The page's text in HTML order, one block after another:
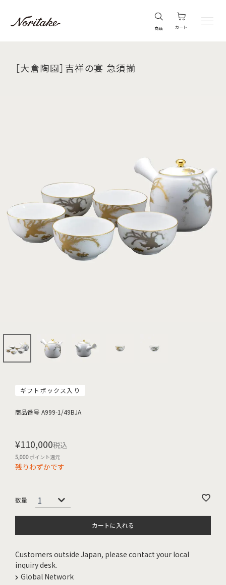
商品 カート
［大倉陶園］吉祥の宴 急須揃
ギフトボックス入り
商品番号 A999-1/49BJA
¥110,000税込
5,000ポイント還元
残りわずかです
カートに入れる
Customers outside Japan, please contact your local
inquiry desk.
Global Network